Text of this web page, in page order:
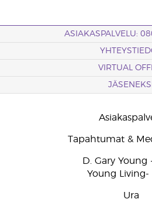
ASIAKASPALVELU:
VIRTUAL
JÄSENEKSI
Tapahtumat &
D. Gary Young
Young Living-
Ura